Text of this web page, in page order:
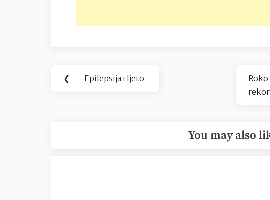
Navigacija
❮
Previous
Epilepsija i ljeto
You may also